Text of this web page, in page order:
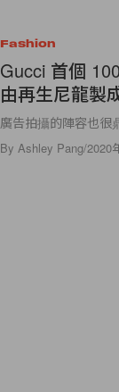
Fashion
Gucci 首個
由再生尼龍製
廣告拍攝的陣容也很
By Ashley Pang/2020